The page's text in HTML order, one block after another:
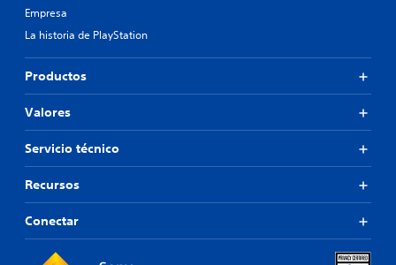
Empresa
La historia de PlayStation
Productos
Valores
Servicio técnico
Recursos
Conectar